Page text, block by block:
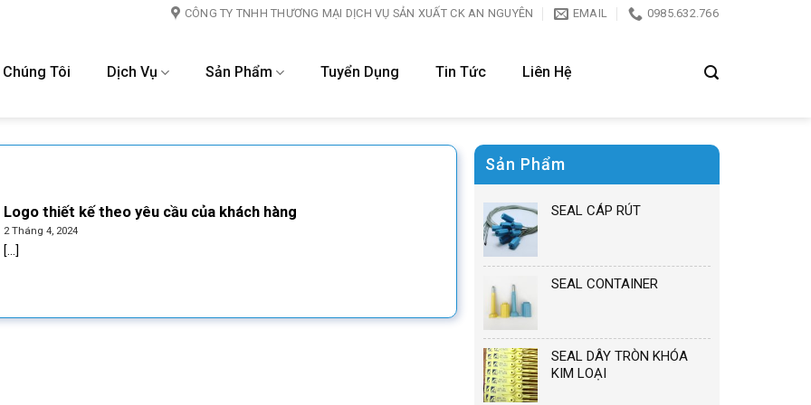
CÔNG TY TNHH THƯƠNG MẠI DỊCH VỤ SẢN XUẤT CK AN NGUYÊN EMAIL 0985.632.766
Chúng Tôi Dịch Vụ Sản Phẩm Tuyển Dụng Tin Tức Liên Hệ
Logo thiết kế theo yêu cầu của khách hàng
2 Tháng 4, 2024
[...]
Sản Phẩm
SEAL CÁP RÚT
SEAL CONTAINER
SEAL DÂY TRÒN KHÓA
KIM LOẠI